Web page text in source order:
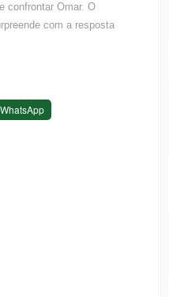
confrontar Omar. O
com a resposta